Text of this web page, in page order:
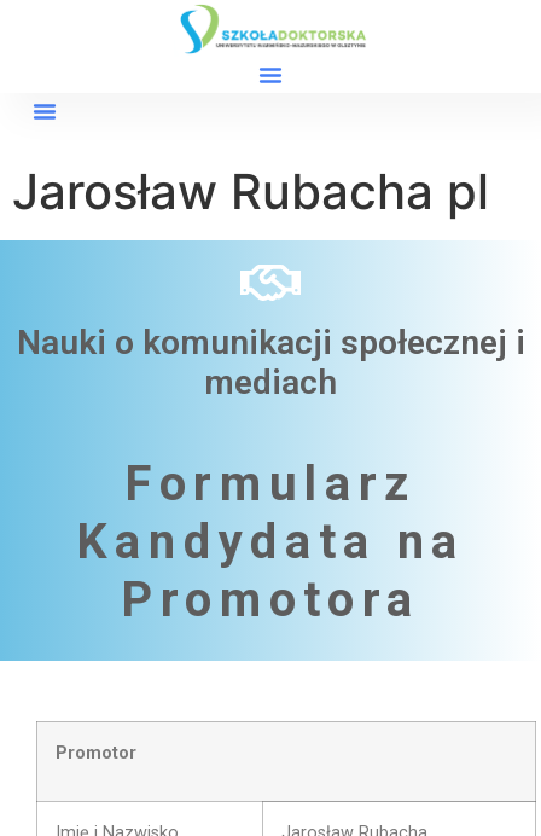
Jarosław Rubacha pl
Nauki o komunikacji społecznej i
mediach​
Formularz
Kandydata na
Promotora
Promotor